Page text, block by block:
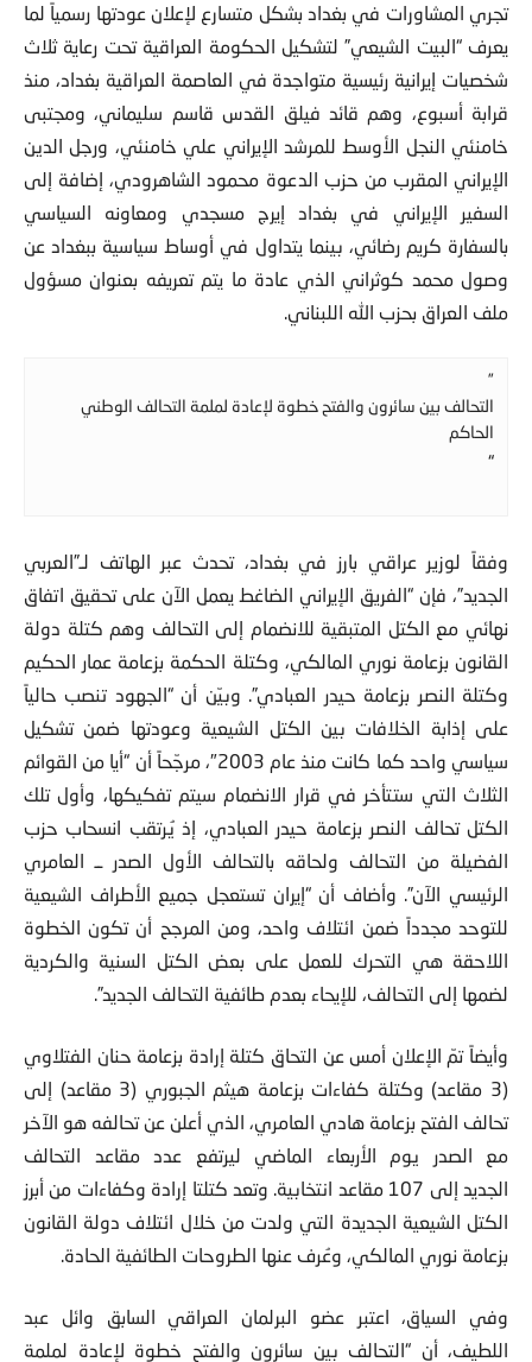
تجري المشاورات في بغداد بشكل متسارع لإعلان عودتها رسمياً لما
يعرف “البيت الشيعي” لتشكيل الحكومة العراقية تحت رعاية ثلاث
شخصيات إيرانية رئيسية متواجدة في العاصمة العراقية بغداد، منذ
قرابة أسبوع، وهم قائد فيلق القدس قاسم سليماني، ومجتبى
خامنئي النجل الأوسط للمرشد الإيراني علي خامنئي، ورجل الدين
الإيراني المقرب من حزب الدعوة محمود الشاهرودي، إضافة إلى
السفير الإيراني في بغداد إيرج مسجدي ومعاونه السياسي
بالسفارة كريم رضائي، بينما يتداول في أوساط سياسية ببغداد عن
وصول محمد كوثراني الذي عادة ما يتم تعريفه بعنوان مسؤول
ملف العراق بحزب الله اللبناني.
”
التحالف بين سائرون والفتح خطوة لإعادة لملمة التحالف الوطني
الحاكم
“
وفقاً لوزير عراقي بارز في بغداد، تحدث عبر الهاتف لـ”العربي
الجديد”، فإن “الفريق الإيراني الضاغط يعمل الآن على تحقيق اتفاق
نهائي مع الكتل المتبقية للانضمام إلى التحالف وهم كتلة دولة
القانون بزعامة نوري المالكي، وكتلة الحكمة بزعامة عمار الحكيم
وكتلة النصر بزعامة حيدر العبادي”. وبيّن أن “الجهود تنصب حالياً
على إذابة الخلافات بين الكتل الشيعية وعودتها ضمن تشكيل
سياسي واحد كما كانت منذ عام 2003″، مرجّحاً أن “أيا من القوائم
الثلاث التي ستتأخر في قرار الانضمام سيتم تفكيكها، وأول تلك
الكتل تحالف النصر بزعامة حيدر العبادي، إذ يُرتقب انسحاب حزب
الفضيلة من التحالف ولحاقه بالتحالف الأول الصدر ــ العامري
الرئيسي الآن”. وأضاف أن “إيران تستعجل جميع الأطراف الشيعية
للتوحد مجدداً ضمن ائتلاف واحد، ومن المرجح أن تكون الخطوة
اللاحقة هي التحرك للعمل على بعض الكتل السنية والكردية
لضمها إلى التحالف، للإيحاء بعدم طائفية التحالف الجديد”.
وأيضاً تمّ الإعلان أمس عن التحاق كتلة إرادة بزعامة حنان الفتلاوي
(3 مقاعد) وكتلة كفاءات بزعامة هيثم الجبوري (3 مقاعد) إلى
تحالف الفتح بزعامة هادي العامري، الذي أعلن عن تحالفه هو الآخر
مع الصدر يوم الأربعاء الماضي ليرتفع عدد مقاعد التحالف
الجديد إلى 107 مقاعد انتخابية. وتعد كتلتا إرادة وكفاءات من أبرز
الكتل الشيعية الجديدة التي ولدت من خلال ائتلاف دولة القانون
بزعامة نوري المالكي، وعُرف عنها الطروحات الطائفية الحادة.
وفي السياق، اعتبر عضو البرلمان العراقي السابق وائل عبد
اللطيف، أن “التحالف بين سائرون والفتح خطوة لإعادة لملمة